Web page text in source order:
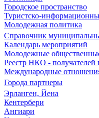
Городское пространство
Туристско-
Молодежная политика
Справочник
Календарь мероприятий
Молодежные
Реестр НКО - получателей
Международные
Города партнеры
Эрланген, Йена
Кентербери
Ангиари